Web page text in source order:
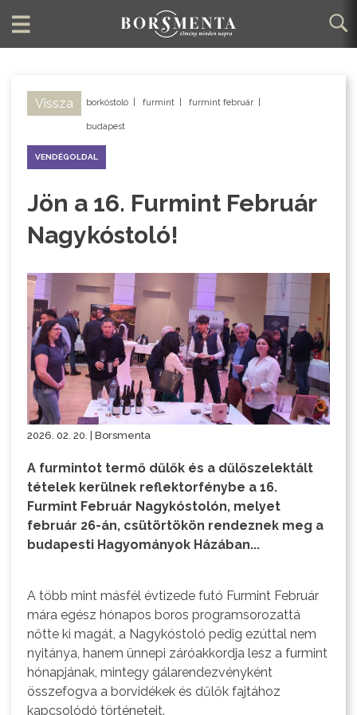
Vissza borkóstoló furmint furmint február
budapest
VENDÉGOLDAL
Jön a 16. Furmint Február
Nagykóstoló!
2026. 02. 20. | Borsmenta
A furmintot termő dűlők és a dűlőszelektált
tételek kerülnek reflektorfénybe a 16.
Furmint Február Nagykóstolón, melyet
február 26-án, csütörtökön rendeznek meg a
budapesti Hagyományok Házában...
A több mint másfél évtizede futó Furmint Február
mára egész hónapos boros programsorozattá
nőtte ki magát, a Nagykóstoló pedig ezúttal nem
nyitánya, hanem ünnepi záróakkordja lesz a furmint
hónapjának, mintegy gálarendezvényként
összefogva a borvidékek és dűlők fajtához
kapcsolódó történeteit.